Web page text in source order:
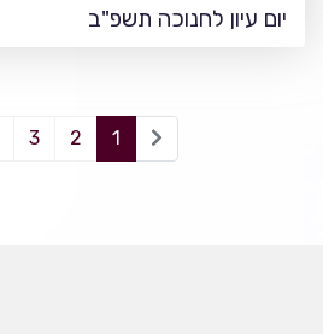
יום עיון לחנוכה תשפ"ב
1
2
3